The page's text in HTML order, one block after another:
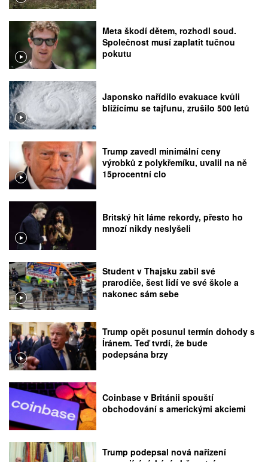
Meta škodí dětem, rozhodl soud.
Společnost musí zaplatit tučnou
pokutu
Japonsko nařídilo evakuace kvůli
blížícímu se tajfunu, zrušilo 500 letů
Trump zavedl minimální ceny
výrobků z polykřemíku, uvalil na ně
15procentní clo
Britský hit láme rekordy, přesto ho
mnozí nikdy neslyšeli
Student v Thajsku zabil své
prarodiče, šest lidí ve své škole a
nakonec sám sebe
Trump opět posunul termín dohody s
Íránem. Teď tvrdí, že bude
podepsána brzy
Coinbase v Británii spouští
obchodování s americkými akciemi
Trump podepsal nová nařízení